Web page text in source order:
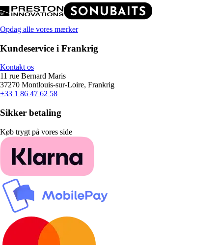
Opdag alle vores mærker
Kundeservice i Frankrig
Kontakt os
11 rue Bernard Maris
37270 Montlouis-sur-Loire, Frankrig
+33 1 86 47 62 58
Sikker betaling
Køb trygt på vores side